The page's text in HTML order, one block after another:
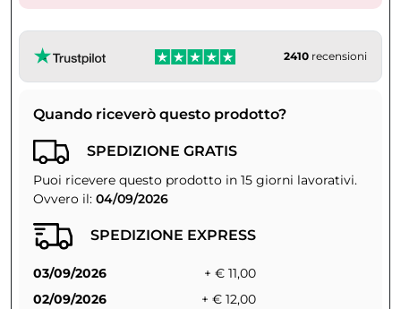
2410 recensioni
Quando riceverò questo prodotto?
SPEDIZIONE GRATIS
Puoi ricevere questo prodotto in 15 giorni lavorativi.
Ovvero il: 04/09/2026
SPEDIZIONE EXPRESS
03/09/2026
+ € 11,00
02/09/2026
+ € 12,00